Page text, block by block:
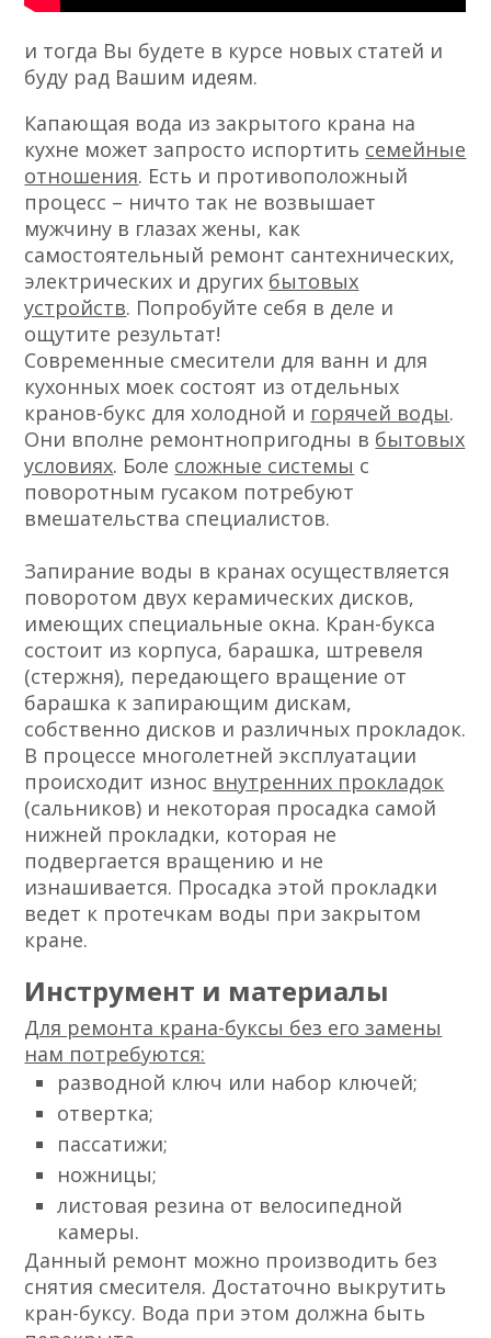
и тогда Вы будете в курсе новых статей и
буду рад Вашим идеям.
Капающая вода из закрытого крана на
кухне может запросто испортить семейные
отношения. Есть и противоположный
процесс – ничто так не возвышает
мужчину в глазах жены, как
самостоятельный ремонт сантехнических,
электрических и других бытовых
устройств. Попробуйте себя в деле и
ощутите результат!
Современные смесители для ванн и для
кухонных моек состоят из отдельных
кранов-букс для холодной и горячей воды.
Они вполне ремонтнопригодны в бытовых
условиях. Боле сложные системы с
поворотным гусаком потребуют
вмешательства специалистов.
Запирание воды в кранах осуществляется
поворотом двух керамических дисков,
имеющих специальные окна. Кран-букса
состоит из корпуса, барашка, штревеля
(стержня), передающего вращение от
барашка к запирающим дискам,
собственно дисков и различных прокладок.
В процессе многолетней эксплуатации
происходит износ внутренних прокладок
(сальников) и некоторая просадка самой
нижней прокладки, которая не
подвергается вращению и не
изнашивается. Просадка этой прокладки
ведет к протечкам воды при закрытом
кране.
Инструмент и материалы
Для ремонта крана-буксы без его замены
нам потребуются:
разводной ключ или набор ключей;
отвертка;
пассатижи;
ножницы;
листовая резина от велосипедной
камеры.
Данный ремонт можно производить без
снятия смесителя. Достаточно выкрутить
кран-буксу. Вода при этом должна быть